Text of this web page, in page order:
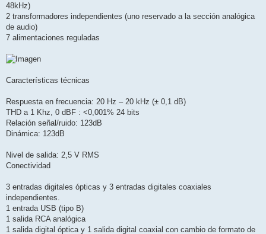
48kHz)
2 transformadores independientes (uno reservado a la sección analógica
de audio)
7 alimentaciones reguladas
Características técnicas
Respuesta en frecuencia: 20 Hz – 20 kHz (± 0,1 dB)
THD a 1 Khz, 0 dBF : <0,001% 24 bits
Relación señal/ruido: 123dB
Dinámica: 123dB
Nivel de salida: 2,5 V RMS
Conectividad
3 entradas digitales ópticas y 3 entradas digitales coaxiales
independientes.
1 entrada USB (tipo B)
1 salida RCA analógica
1 salida digital óptica y 1 salida digital coaxial con cambio de formato de